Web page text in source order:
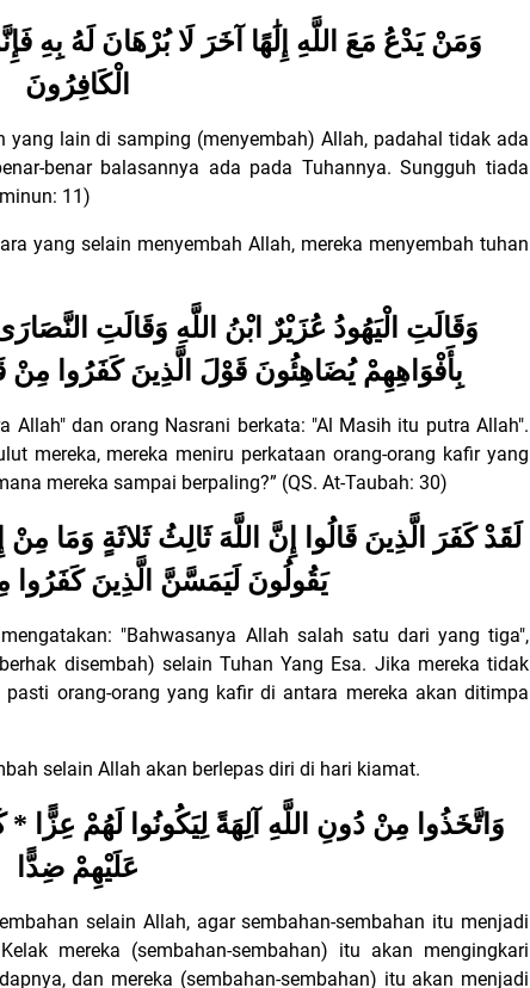
وَمَنْ يَدْعُ مَعَ اللَّهِ إِلَٰهًا آخَرَ لَا بُرْهَانَ لَهُ بِهِ
الْكَافِرُونَ
yang lain di samping (menyembah) Allah, padahal tidak ada
benar balasannya ada pada Tuhannya.Sungguh tiada
11)
yang selain menyembah Allah, mereka menyembah tuhan
وَقَالَتِ الْيَهُودُ عُزَيْرٌ ابْنُ اللَّهِ وَقَالَتِ
بِأَفْوَاهِهِمْ يُضَاهِئُونَ قَوْلَ الَّذِينَ كَفَرُوا مِنْ
Allah" dan orang Nasrani berkata: "Al Masih itu putra Allah".
mereka, mereka meniru perkataan orang-orang kafir yang
mereka sampai berpaling?” (QS. At-Taubah: 30)
لَقَدْ كَفَرَ الَّذِينَ قَالُوا إِنَّ اللَّهَ ثَالِثُ ثَلاثَةٍ وَمَا مِنْ
يَقُولُونَ لَيَمَسَّنَّ الَّذِينَ كَفَرُوا
"Bahwasanya Allah salah satu dari yang tiga",
disembah) selain Tuhan Yang Esa. Jika mereka tidak
orang-orang yang kafir di antara mereka akan ditimpa
selain Allah akan berlepas diri di hari kiamat.
وَاتَّخَذُوا مِنْ دُونِ اللَّهِ آلِهَةً لِيَكُونُوا لَهُمْ عِزًّا
عَلَيْهِمْ ضِدًّا
selain Allah, agar sembahan-sembahan itu menjadi
mereka (sembahan-sembahan) itu akan mengingkari
dan mereka (sembahan-sembahan) itu akan menjadi